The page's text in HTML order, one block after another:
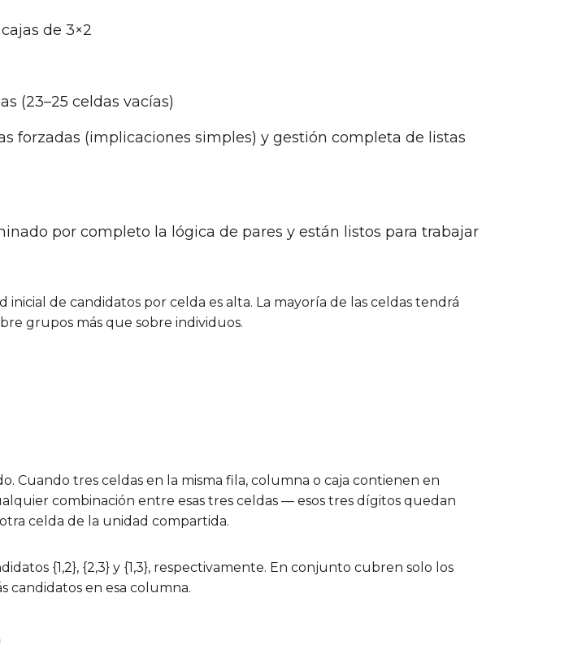
de 3×2
(23–25 celdas vacías)
forzadas (implicaciones simples) y gestión completa de listas
por completo la lógica de pares y están listos para trabajar
de candidatos por celda es alta. La mayoría de las celdas tendrá
grupos más que sobre individuos.
Cuando tres celdas en la misma fila, columna o caja contienen en
combinación entre esas tres celdas — esos tres dígitos quedan
celda de la unidad compartida.
{1,2}, {2,3} y {1,3}, respectivamente. En conjunto cubren solo los
candidatos en esa columna.